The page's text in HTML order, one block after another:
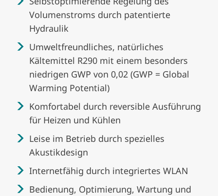
Volumenstroms durch patentierte
Hydraulik
Umweltfreundliches, natürliches
Kältemittel R290 mit einem besonders
niedrigen GWP von 0,02 (GWP = Global
Warming Potential)
Komfortabel durch reversible Ausführung
für Heizen und Kühlen
Leise im Betrieb durch spezielles
Akustikdesign
Internetfähig durch integriertes WLAN
Bedienung, Optimierung, Wartung und